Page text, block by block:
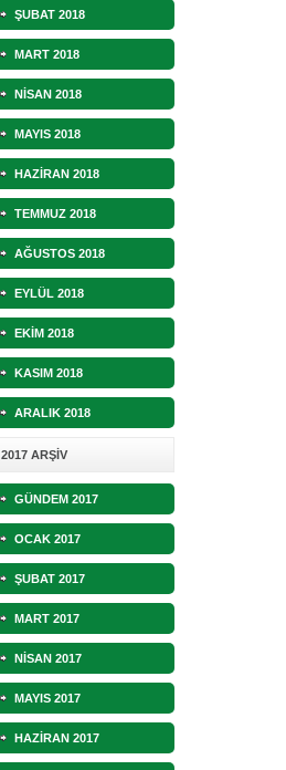
11.11.2025 14:13 |Hoş geldin Ertuğrul Bebek!
12.10.2025 17:30 |MUTLULUKLAR SİNAN SILACI
Hoş geldin Kerem Bebek!
08.01.2024 19:01 |
03.01.2024 19:09 |
ŞUBAT 2018
MART 2018
NİSAN 2018
MAYIS 2018
HAZİRAN 2018
TEMMUZ 2018
AĞUSTOS 2018
EYLÜL 2018
EKİM 2018
KASIM 2018
ARALIK 2018
2017 ARŞİV
GÜNDEM 2017
OCAK 2017
ŞUBAT 2017
MART 2017
NİSAN 2017
MAYIS 2017
HAZİRAN 2017